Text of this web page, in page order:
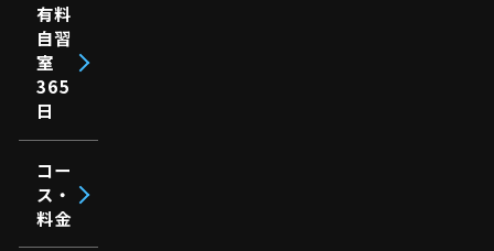
有料
自習
室
365
日
コー
ス・
料金